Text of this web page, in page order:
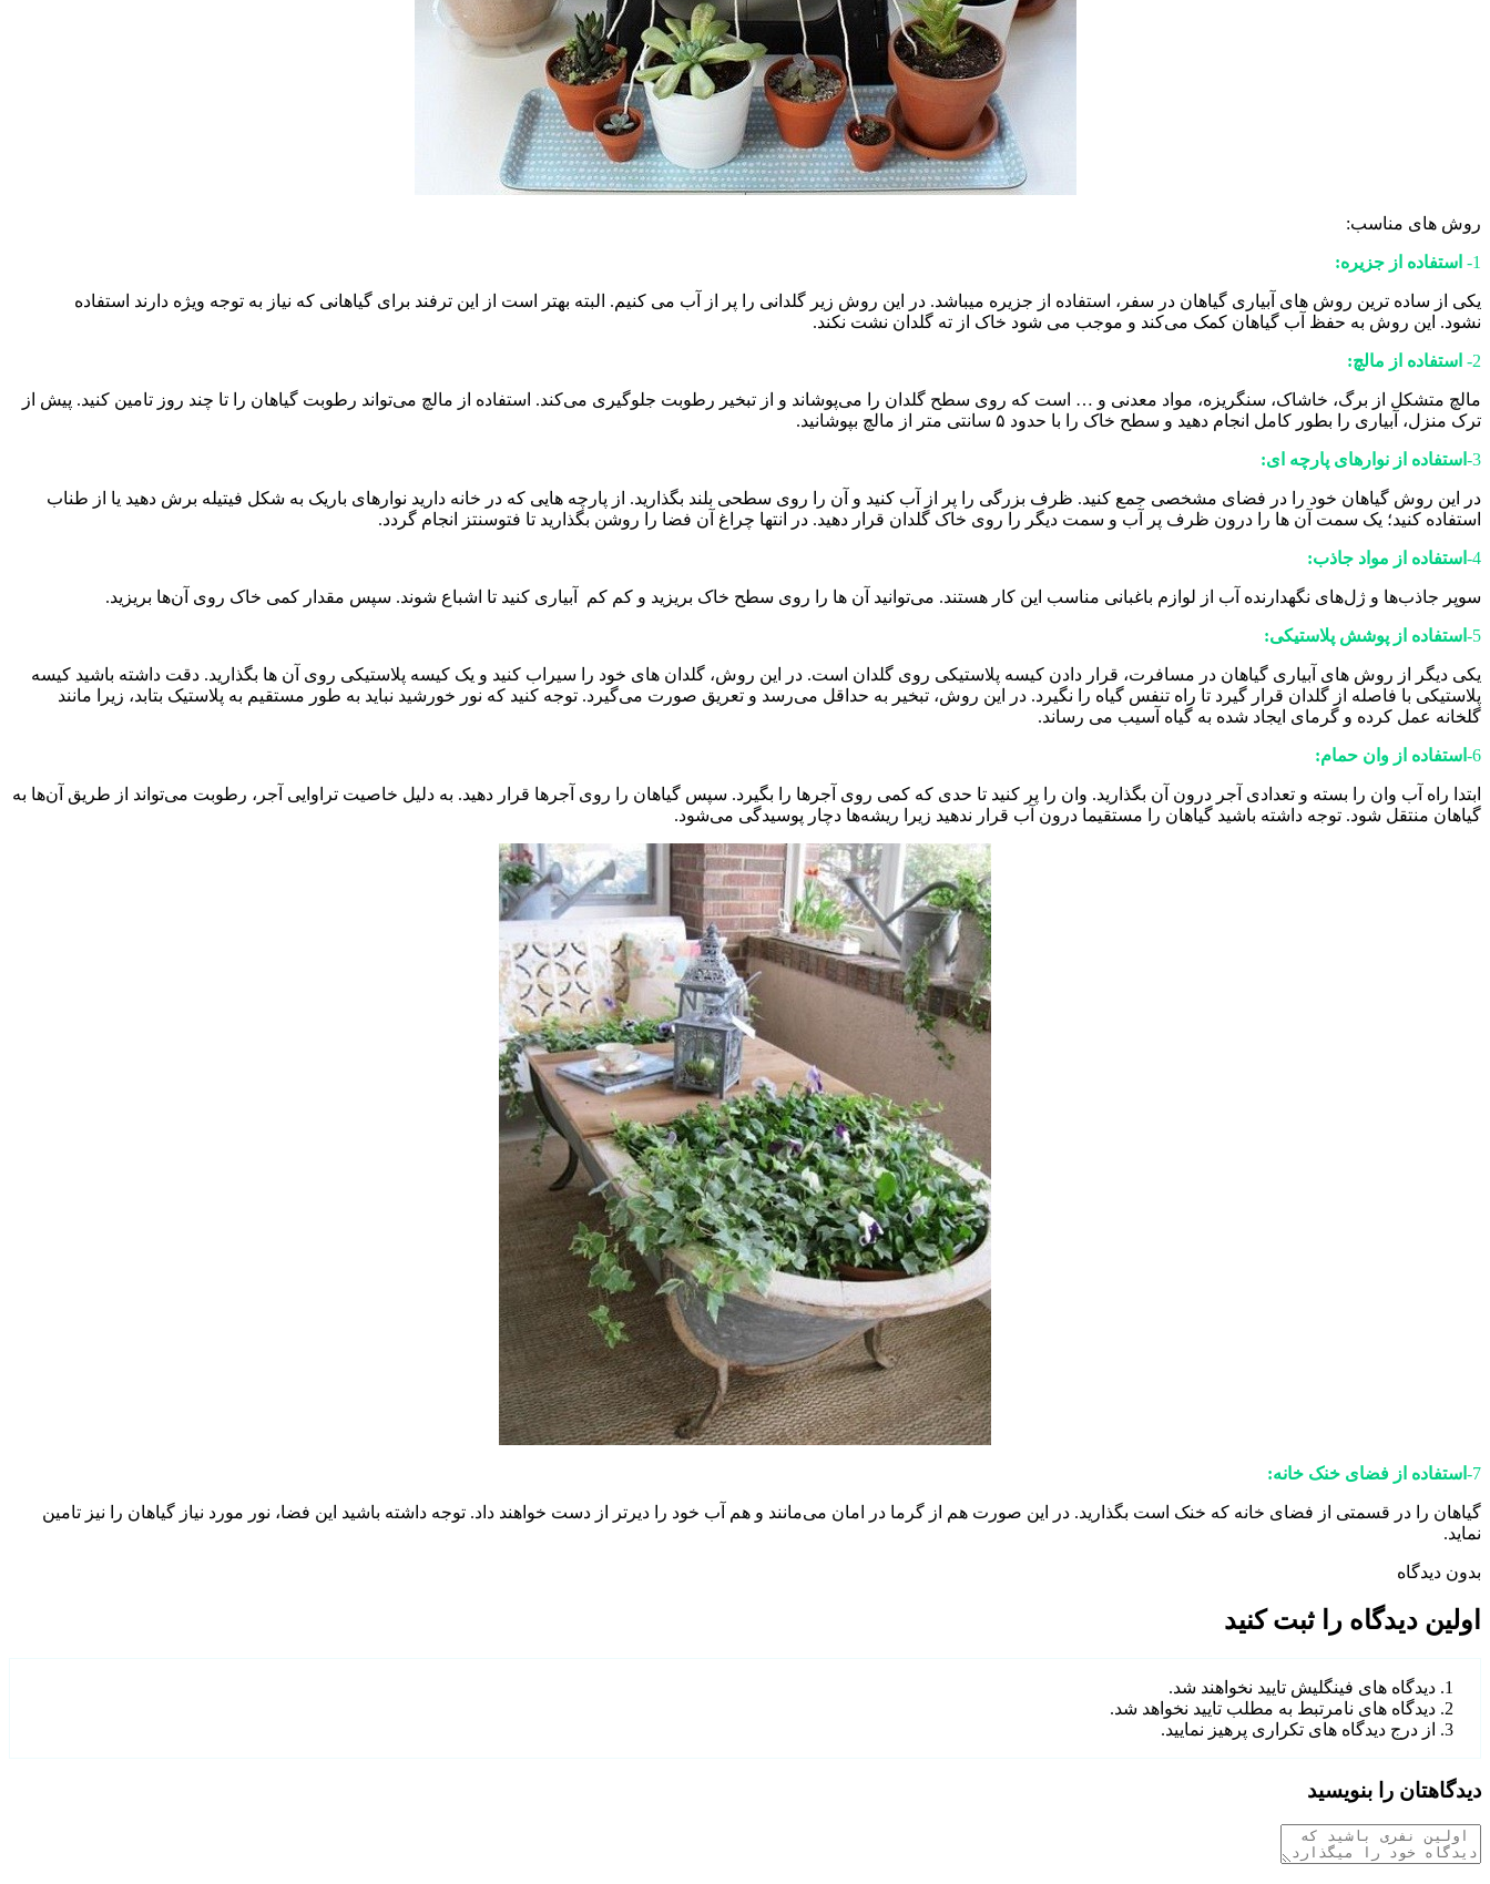
روش های مناسب:
1- استفاده از جزیره:
یکی از ساده ترین روش های آبیاری گیاهان در سفر، استفاده از جزیره میباشد. در این روش زیر گلدانی را پر از آب می کنیم. البته بهتر است از این ترفند برای گیاهانی که نیاز به توجه ویژه دارند استفاده
نشود. این روش به حفظ آب گیاهان کمک می‌کند و موجب می شود خاک از ته گلدان نشت نکند.
2- استفاده از مالچ:
مالچ متشکل از برگ، خاشاک، سنگریزه، مواد معدنی و … است که روی سطح گلدان را می‌پوشاند و از تبخیر رطوبت جلوگیری می‌کند. استفاده از مالچ می‌تواند رطوبت گیاهان را تا چند روز تامین کنید. پیش از
ترک منزل، آبیاری را بطور کامل انجام دهید و سطح خاک را با حدود ۵ سانتی متر از مالچ بپوشانید.
3- استفاده از نوارهای پارچه ای:
در این روش گیاهان خود را در فضای مشخصی جمع کنید. ظرف بزرگی را پر از آب کنید و آن را روی سطحی بلند بگذارید. از پارچه هایی که در خانه دارید نوارهای باریک به شکل فیتیله برش دهید یا از طناب
استفاده کنید؛ یک سمت آن ها را درون ظرف پر آب و سمت دیگر را روی خاک گلدان قرار دهید. در انتها چراغ آن فضا را روشن بگذارید تا فتوسنتز انجام گردد.
4- استفاده از مواد جاذب:
سوپر جاذب‌ها و ژل‌های نگهدارنده آب از لوازم باغبانی مناسب این کار هستند. می‌توانید آن ها را روی سطح خاک بریزید و کم کم آبیاری کنید تا اشباع شوند. سپس مقدار کمی خاک روی آن‌ها بریزید.
5- استفاده از پوشش پلاستیکی:
یکی دیگر از روش های آبیاری گیاهان در مسافرت، قرار دادن کیسه پلاستیکی روی گلدان است. در این روش، گلدان های خود را سیراب کنید و یک کیسه پلاستیکی روی آن ها بگذارید. دقت داشته باشید کیسه
پلاستیکی با فاصله از گلدان قرار گیرد تا راه تنفس گیاه را نگیرد. در این روش، تبخیر به حداقل می‌رسد و تعریق صورت می‌گیرد. توجه کنید که نور خورشید نباید به طور مستقیم به پلاستیک بتابد، زیرا مانند
گلخانه عمل کرده و گرمای ایجاد شده به گیاه آسیب می‌ رساند.
6- استفاده از وان حمام:
ابتدا راه آب وان را بسته و تعدادی آجر درون آن بگذارید. وان را پر کنید تا حدی که کمی روی آجر‌ها را بگیرد. سپس گیاهان را روی آجر‌ها قرار دهید. به دلیل خاصیت تراوایی آجر‌، رطوبت می‌تواند از طریق آن‌ها به
گیاهان منتقل شود. توجه داشته باشید گیاهان را مستقیما درون آب قرار ندهید زیرا ریشه‌ها دچار پوسیدگی می‌شود.
7- استفاده از فضای خنک خانه:
گیاهان را در قسمتی از فضای خانه که خنک است بگذارید. در این صورت هم از گرما در امان می‌مانند و هم آب خود را دیرتر از دست خواهند داد. توجه داشته باشید این فضا، نور مورد نیاز گیاهان را نیز تامین
نماید.
بدون دیدگاه
اولین دیدگاه را ثبت کنید
دیدگاه های فینگلیش تایید نخواهند شد.
دیدگاه های نامرتبط به مطلب تایید نخواهد شد.
از درج دیدگاه های تکراری پرهیز نمایید.
دیدگاهتان را بنویسید